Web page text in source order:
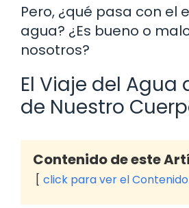
Pero, ¿qué pasa con el
agua? ¿Es bueno o
nosotros?
El Viaje del Agua
de Nuestro
Contenido de este
click para ver el Contenido